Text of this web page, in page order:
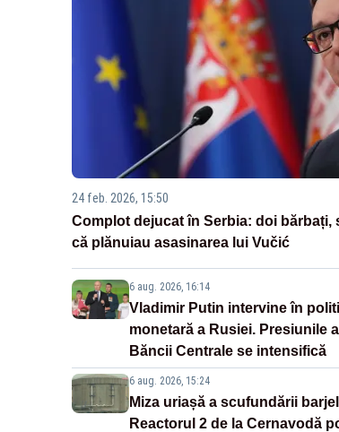
24 feb. 2026, 15:50
Complot dejucat în Serbia: doi bărbați,
că plănuiau asasinarea lui Vučić
6 aug. 2026, 16:14
Vladimir Putin intervine în
monetară a Rusiei. Presiunile
Băncii Centrale se intensifică
6 aug. 2026, 15:24
Miza uriașă a scufundării
Reactorul 2 de la Cernavodă